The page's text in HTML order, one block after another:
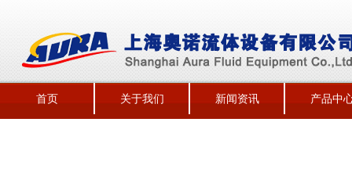
首页 关于我们 新闻资讯 产品中